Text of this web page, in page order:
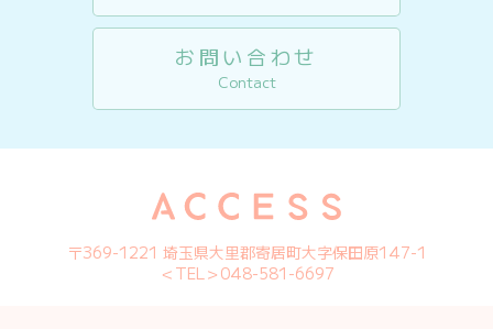
お問い合わせ
Contact
〒369-1221 埼玉県大里郡寄居町大字保田原147-1
＜TEL＞048-581-6697